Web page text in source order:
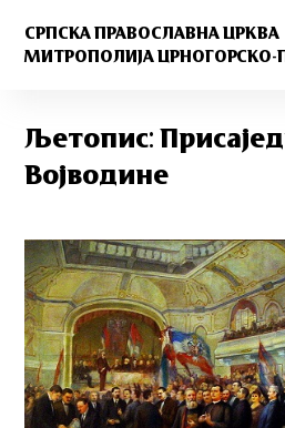
СРПСКА ПРАВОСЛАВНА ЦРКВА
МИТРОПОЛИЈА ЦРНОГОРСКО-
Љетопис:
Војводине